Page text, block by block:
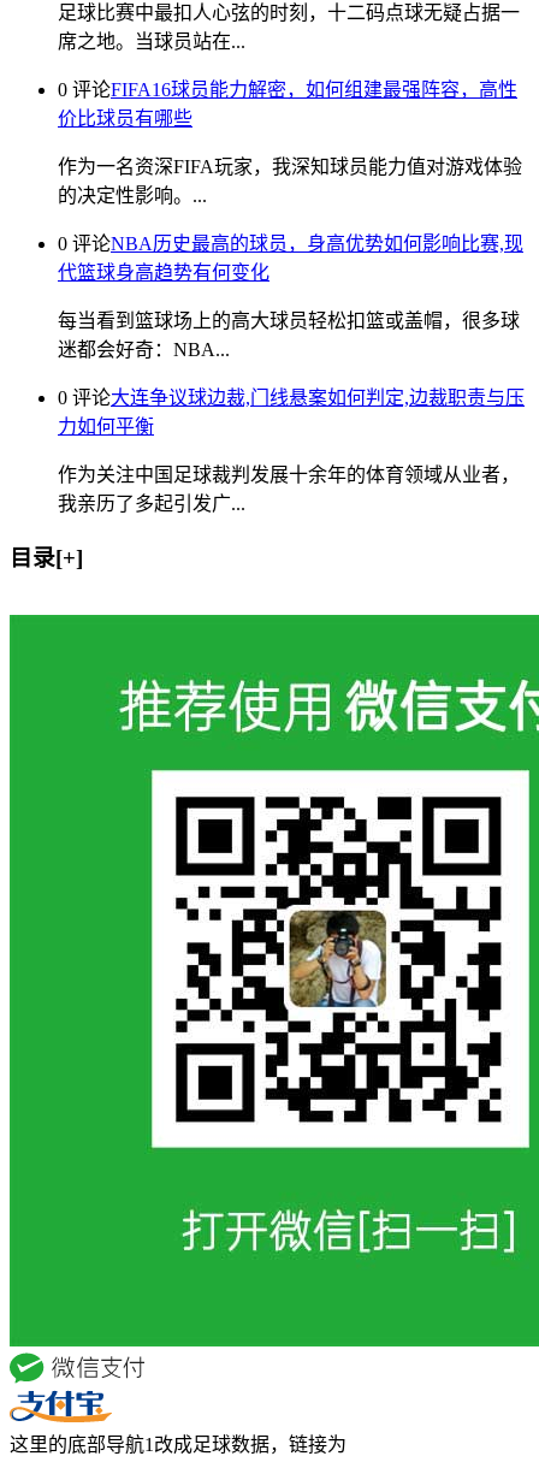
足球比赛中最扣人心弦的时刻，十二码点球无疑占据一
席之地。当球员站在...
0 评论FIFA16球员能力解密，如何组建最强阵容，高性
价比球员有哪些
作为一名资深FIFA玩家，我深知球员能力值对游戏体验
的决定性影响。...
0 评论NBA历史最高的球员，身高优势如何影响比赛,现
代篮球身高趋势有何变化
每当看到篮球场上的高大球员轻松扣篮或盖帽，很多球
迷都会好奇：NBA...
0 评论大连争议球边裁,门线悬案如何判定,边裁职责与压
力如何平衡
作为关注中国足球裁判发展十余年的体育领域从业者，
我亲历了多起引发广...
目录[+]
这里的底部导航1改成足球数据，链接为